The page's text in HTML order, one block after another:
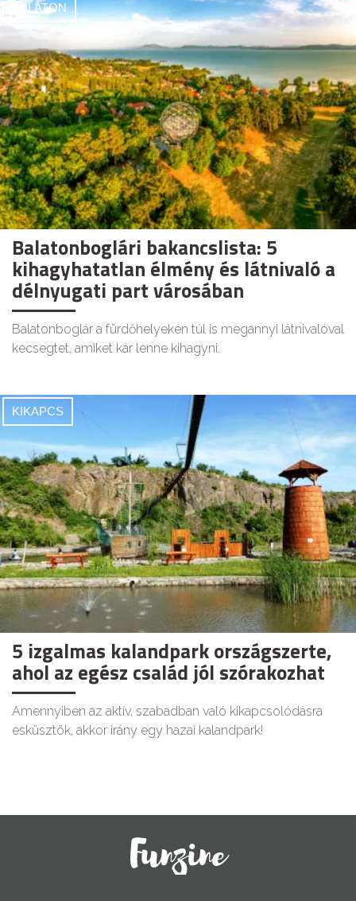
BALATON
Balatonboglári bakancslista: 5
kihagyhatatlan élmény és látnivaló a
délnyugati part városában
Balatonboglár a fürdőhelyeken túl is megannyi látnivalóval
kecsegtet, amiket kár lenne kihagyni.
KIKAPCS
5 izgalmas kalandpark országszerte,
ahol az egész család jól szórakozhat
Amennyiben az aktív, szabadban való kikapcsolódásra
esküsztök, akkor irány egy hazai kalandpark!